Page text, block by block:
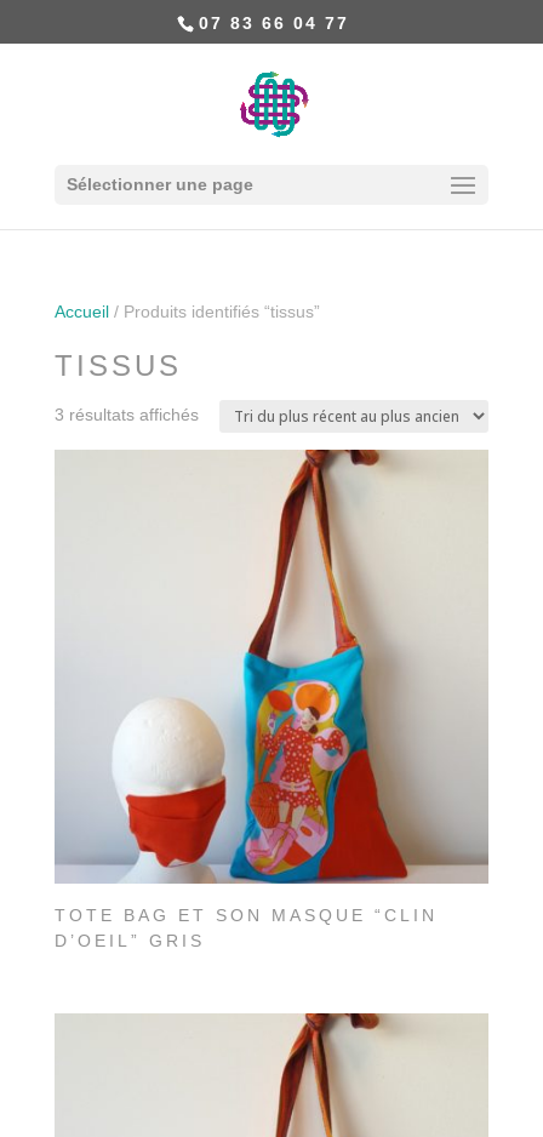
07 83 66 04 77
Sélectionner une page
Accueil/ Produits identifiés “tissus”
TISSUS
3 résultats affichés
TOTE BAG ET SON MASQUE “CLIN
D’OEIL” GRIS